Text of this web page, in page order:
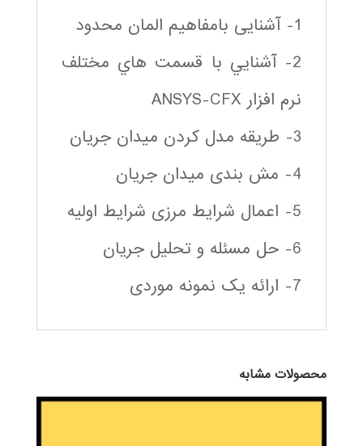
1- آشنایی بامفاهیم المان محدود
2- آشنايي با قسمت هاي مختلف
نرم افزار ANSYS-CFX
3- طریقه مدل کردن میدان جریان
4- مش بندی میدان جریان
5- اعمال شرایط مرزی شرایط اولیه
6- حل مسئله و تحلیل جریان
7- ارائه یک نمونه موردی
محصولات مشابه